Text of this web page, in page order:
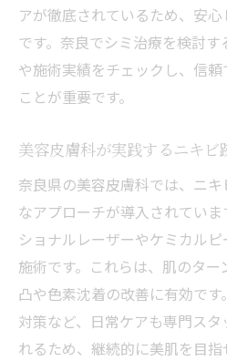
アが徹底されているため、安
です。奈良でシミ治療を検討
や施術実績をチェックし、信
ことが重要です。
美容皮膚科が実践するニキビ
奈良県の美容皮膚科では、ニ
なアプローチが導入されてい
ショナルレーザーやケミカル
施術です。これらは、肌のタ
凸や色素沈着の改善に有効で
対策など、日常ケアも専門ス
れるため、継続的に美肌を目指